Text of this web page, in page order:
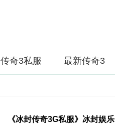
传奇3私服 最新传奇3
《冰封传奇3G私服》冰封娱乐